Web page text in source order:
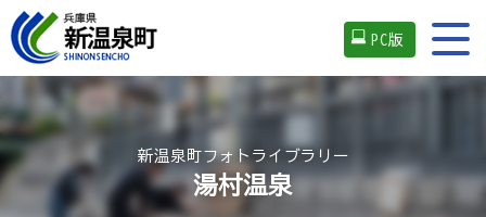
PC版
新温泉町フォトライブラリー
湯村温泉